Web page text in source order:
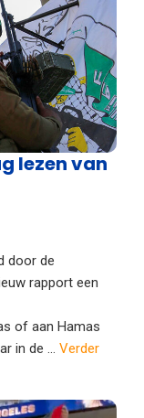
lezen van
door de
rapport een
of aan Hamas
in de ... Verder